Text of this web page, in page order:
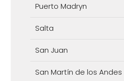
Puerto Madryn
Salta
San Juan
San Martín de los Andes